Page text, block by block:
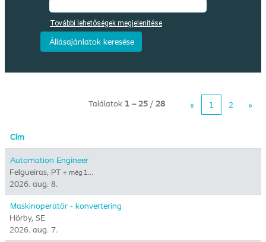
További lehetőségek megjelenítése
Találatok 1 – 25 / 28 « 1 2 »
Cím
Automation Engineer
Felgueiras, PT + még 1…
2026. aug. 8.
Maskinoperatör - konvertering
Hörby, SE
2026. aug. 7.